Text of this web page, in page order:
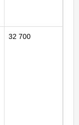
32 700